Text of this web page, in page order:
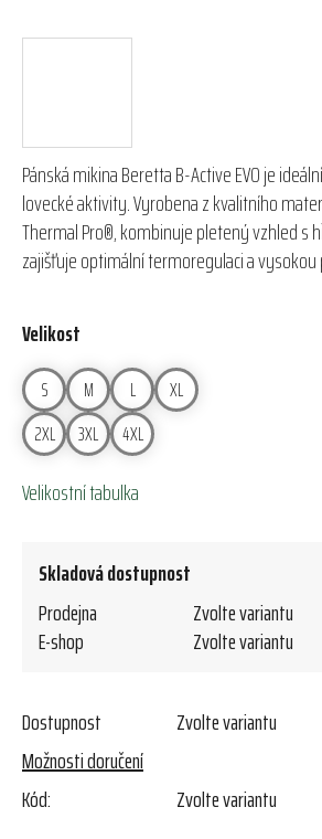
Pánská mikina Beretta B-Active EVO je
lovecké aktivity. Vyrobena z kvalitního
Thermal Pro®, kombinuje pletený vzhled s
zajišťuje optimální termoregulaci a
Velikost
S M L
XL
2XL
3XL 4XL
Velikostní tabulka
Skladová dostupnost
Prodejna
Zvolte variantu
E-shop
Zvolte variantu
Dostupnost
Zvolte variantu
Možnosti doručení
Kód:
Zvolte variantu